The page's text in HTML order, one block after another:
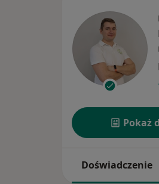
Pokaż
Doświadczenie